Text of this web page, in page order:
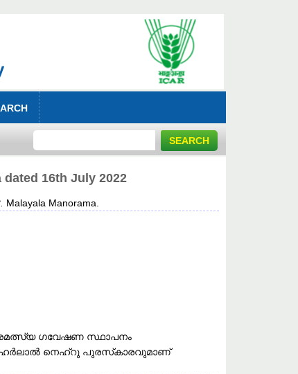
16th July 2022
Malayala Manorama.
ഗവേഷണ സ്ഥാപനം
നെഹ്റു പുരസ്‌കാരവുമാണ്